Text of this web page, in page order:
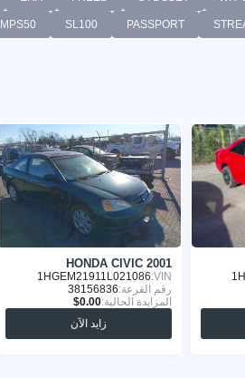
PASSPORT
SL100
MPS50
HONDA CIVIC 2001
VIN:
1HGEM21911L021086
رقم القرعة:38156836
المزايدة الحالية:
زايد الآن